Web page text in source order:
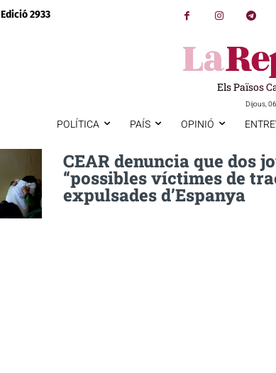
Edició 2933
Els Països
Dijous,
POLÍTICA PAÍS OPINIÓ
CEAR denuncia que dos
“possibles víctimes de
expulsades d’Espanya